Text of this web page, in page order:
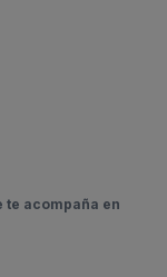
te acompaña en